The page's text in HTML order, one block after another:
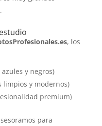
, los
y negros)
limpios y modernos)
premium)
para